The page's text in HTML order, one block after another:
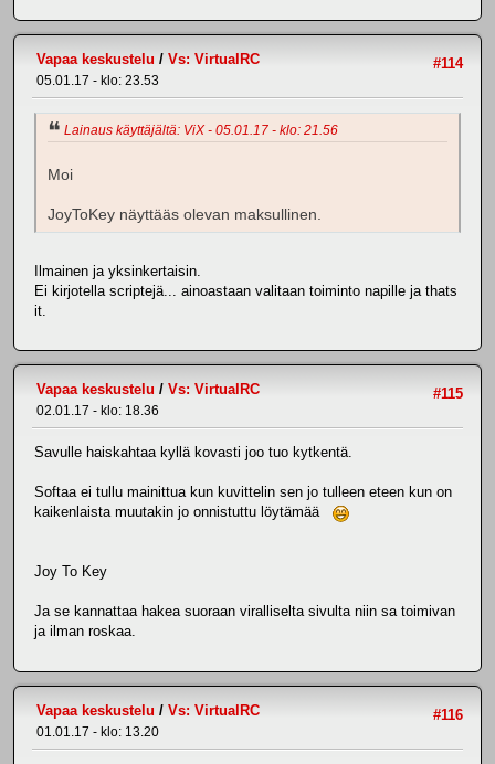
#114
Vapaa keskustelu / Vs: VirtualRC
05.01.17 - klo: 23.53
Lainaus käyttäjältä: ViX - 05.01.17 - klo: 21.56
Moi
JoyToKey näyttääs olevan maksullinen.
Ilmainen ja yksinkertaisin.
Ei kirjotella scriptejä... ainoastaan valitaan toiminto napille ja thats
it.
#115
Vapaa keskustelu / Vs: VirtualRC
02.01.17 - klo: 18.36
Savulle haiskahtaa kyllä kovasti joo tuo kytkentä.
Softaa ei tullu mainittua kun kuvittelin sen jo tulleen eteen kun on
kaikenlaista muutakin jo onnistuttu löytämää
Joy To Key
Ja se kannattaa hakea suoraan viralliselta sivulta niin sa toimivan
ja ilman roskaa.
#116
Vapaa keskustelu / Vs: VirtualRC
01.01.17 - klo: 13.20